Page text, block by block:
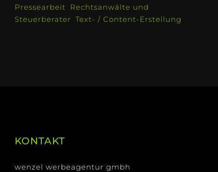
Pressearbeit
Rechtsanwälte und
Steuerberater Text- / Content-Erstellung
KONTAKT
wenzel werbeagentur gmbh